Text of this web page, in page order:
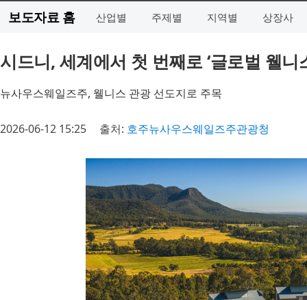
보도자료 홈 산업별 주제별 지역별 상장사
시드니, 세계에서 첫 번째로 ‘글로벌 웰니
뉴사우스웨일즈주, 웰니스 관광 선도지로 주목
2026-06-12 15:25 출처: 호주뉴사우스웨일즈주관광청